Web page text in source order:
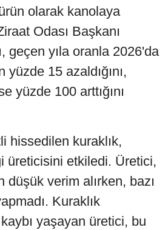
olarak kanolaya
Odası Başkanı
geçen yıla oranla 2026'da
15 azaldığını,
yüzde 100 arttığını
hissedilen kuraklık,
üreticisini etkiledi. Üretici,
düşük verim alırken, bazı
Kuraklık
yaşayan üretici, bu